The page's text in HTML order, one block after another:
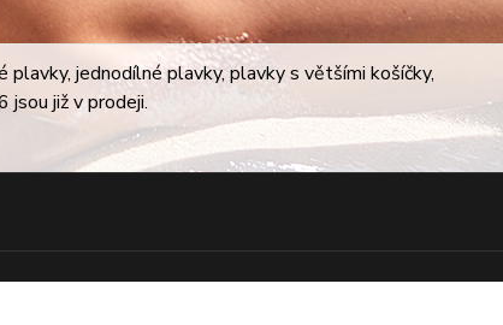
jednodílné plavky, plavky s většími košíčky,
jsou již v prodeji.